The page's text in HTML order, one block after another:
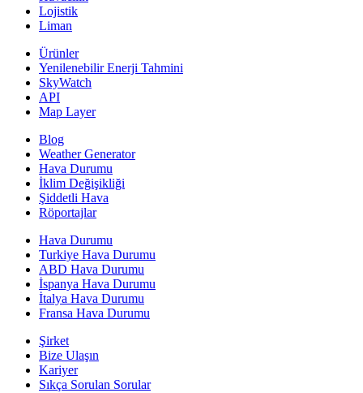
Lojistik
Liman
Ürünler
Yenilenebilir Enerji Tahmini
SkyWatch
API
Map Layer
Blog
Weather Generator
Hava Durumu
İklim Değişikliği
Şiddetli Hava
Röportajlar
Hava Durumu
Turkiye Hava Durumu
ABD Hava Durumu
İspanya Hava Durumu
İtalya Hava Durumu
Fransa Hava Durumu
Şirket
Bize Ulaşın
Kariyer
Sıkça Sorulan Sorular